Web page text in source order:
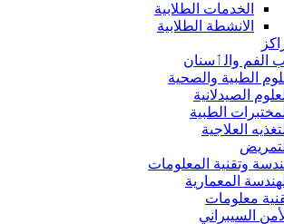
الخدمات الطلابية
الانشطة الطلابية
الفم والٲسنان
الطبية والصحية
الصيدلانية
الطبية
العلاجية
وتقنية المعلومات
المعمارية
معلومات
السيبراني